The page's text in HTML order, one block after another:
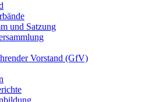
und Satzung
Vorstand (GfV)